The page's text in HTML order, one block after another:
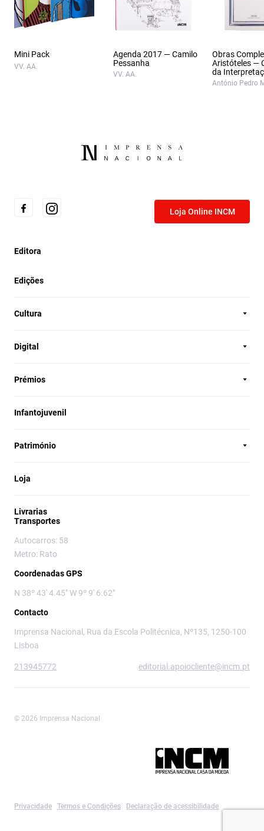
Mini Pack
VV. AA.
Agenda 2017 — Camilo
Pessanha
VV. AA.
Obras
Aristóteles —
da
António Pedro
Loja Online INCM
Editora
Edições
Cultura
Digital
Prémios
Infantojuvenil
Património
Loja
Livrarias
Transportes
Autocarros: 58
Metro: Rato
Coordenadas GPS
N 38º 43' 4.45" W 9º 9' 6.62"
Contacto
Imprensa Nacional, Rua da Escola Politécnica, Nº135, 1250-100
Lisboa
213945772 editorial.apoiocliente@incm.pt
© 2026 Imprensa Nacional
Privacidade Termos e Condições Declaração de acessibilidade